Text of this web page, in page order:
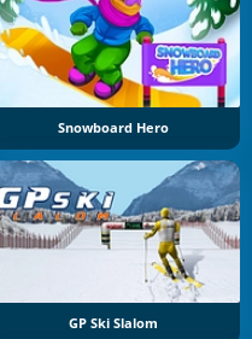
Snowboard Hero
GP Ski Slalom